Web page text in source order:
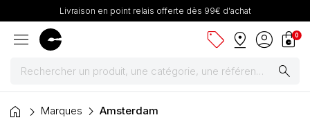
Livraison en point relais offerte dès 99€ d'achat
menu sell pin_drop account_circle shopping_bag
0
search
Peintures
home Marques Amsterdam